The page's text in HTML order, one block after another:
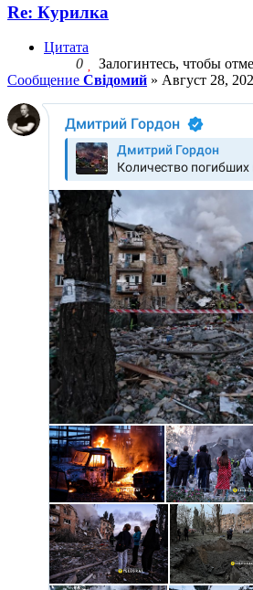
Re: Курилка
Цитата
0
Залогинтесь, чтобы
Сообщение Свідомий » Август 28,